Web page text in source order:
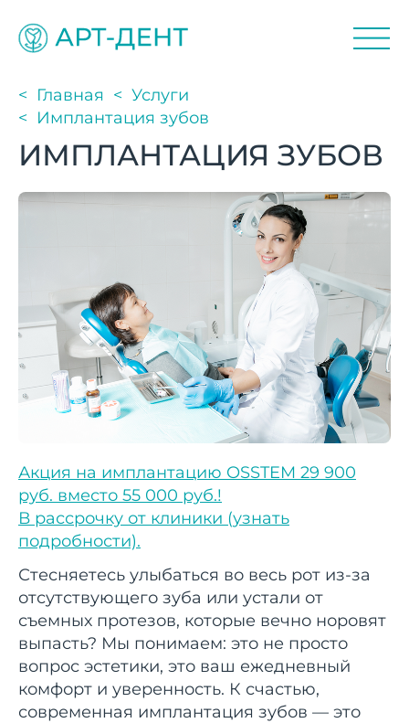
Главная
Услуги
Имплантация зубов
ИМПЛАНТАЦИЯ ЗУБОВ
Акция на имплантацию OSSTEM 29 900
руб. вместо 55 000 руб.!
В рассрочку от клиники (узнать
подробности).
Стесняетесь улыбаться во весь рот из-за
отсутствующего зуба или устали от
съемных протезов, которые вечно норовят
выпасть? Мы понимаем: это не просто
вопрос эстетики, это ваш ежедневный
комфорт и уверенность. К счастью,
современная имплантация зубов — это